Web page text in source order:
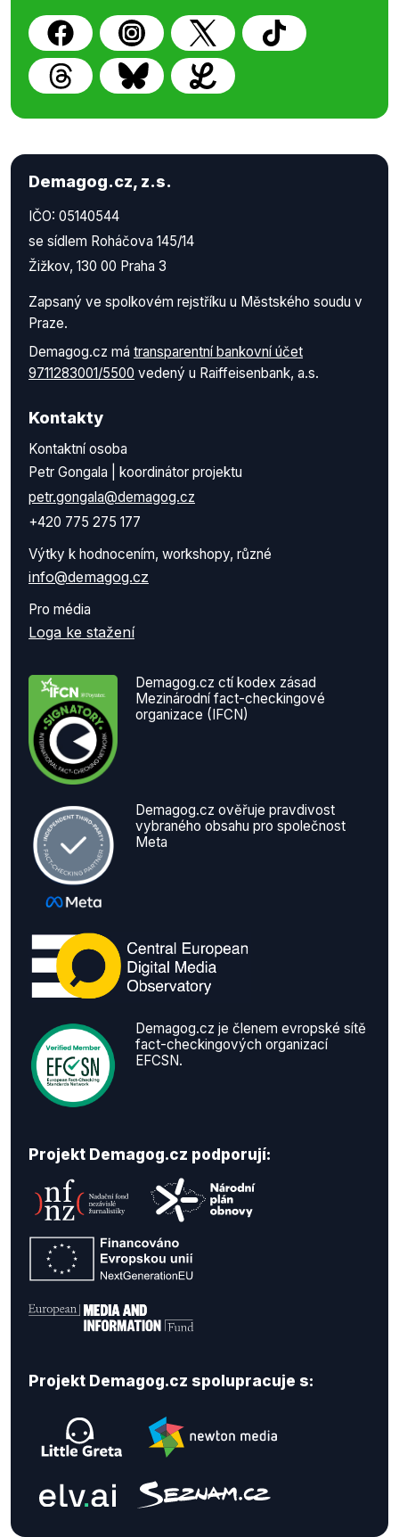
Demagog.cz, z.s.
IČO: 05140544
se sídlem Roháčova 145/14
Žižkov, 130 00 Praha 3
Zapsaný ve spolkovém rejstříku u Městského soudu v
Praze.
Demagog.cz má transparentní bankovní účet
9711283001/5500 vedený u Raiffeisenbank, a.s.
Kontakty
Kontaktní osoba
Petr Gongala | koordinátor projektu
petr.gongala@demagog.cz
+420 775 275 177
Výtky k hodnocením, workshopy, různé
info@demagog.cz
Pro média
Loga ke stažení
Demagog.cz ctí kodex zásad
Mezinárodní fact-checkingové
organizace (IFCN)
Demagog.cz ověřuje pravdivost
vybraného obsahu pro společnost
Meta
Demagog.cz je členem evropské sítě
fact-checkingových organizací
EFCSN.
Projekt Demagog.cz podporují:
Projekt Demagog.cz spolupracuje s: